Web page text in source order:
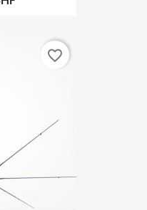
favorite_border